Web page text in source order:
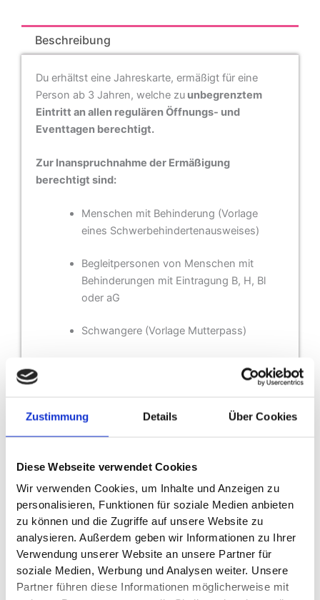
Zustimmung Details Über Cookies
Diese Webseite verwendet Cookies
Wir verwenden Cookies, um Inhalte und Anzeigen zu
personalisieren, Funktionen für soziale Medien anbieten
zu können und die Zugriffe auf unsere Website zu
analysieren. Außerdem geben wir Informationen zu Ihrer
Verwendung unserer Website an unsere Partner für
soziale Medien, Werbung und Analysen weiter. Unsere
Partner führen diese Informationen möglicherweise mit
Beschreibung
Du erhältst eine Jahreskarte, ermäßigt für eine
Person ab 3 Jahren, welche zu unbegrenztem
Eintritt an allen regulären Öffnungs- und
Eventtagen berechtigt.
Zur Inanspruchnahme der Ermäßigung
berechtigt sind:
Menschen mit Behinderung (Vorlage
eines Schwerbehindertenausweises)
Begleitpersonen von Menschen mit
Behinderungen mit Eintragung B, H, Bl
oder aG
Schwangere (Vorlage Mutterpass)
ihre Gültigkeit.
Nach dem Kauf erhältst du eine E-Mail zur Eingabe
der
persönlichen Daten und eines Fotos der
jeweiligen Karteninhaberin bzw. des
Karteninhabers.
Bei mehreren Jahreskarten bitte jede Karte separat